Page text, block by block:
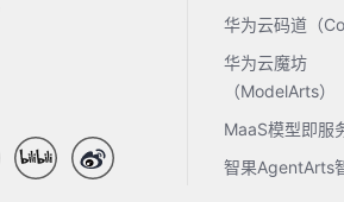
华为云码道（
华为云魔坊
（ModelArts）
MaaS模型即服
智果AgentArts